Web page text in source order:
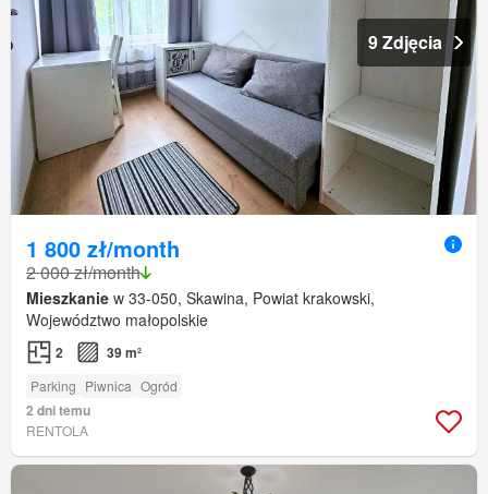
9 Zdjęcia
1 800 zł/month
2 000 zł/month
Mieszkanie w 33-050, Skawina, Powiat krakowski,
Województwo małopolskie
2 39 m²
Parking Piwnica Ogród
2 dni temu
RENTOLA